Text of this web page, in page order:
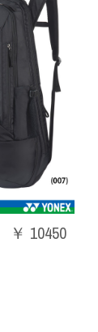
￥ 10450